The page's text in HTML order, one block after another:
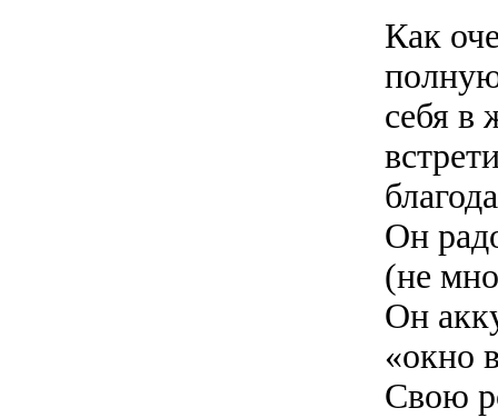
Как
себя в
Он
(не
Он
«окно
Свою